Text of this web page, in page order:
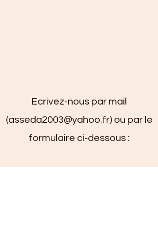
Ecrivez-nous par mail
(asseda2003@yahoo.fr) ou par le
formulaire ci-dessous :